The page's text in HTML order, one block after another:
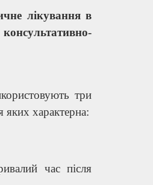
лікування в
три
яких характерна:
час після